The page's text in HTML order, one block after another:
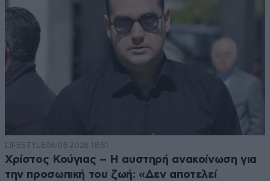
LIFESTYLE06·08·2026 18:51
Χρίστος Κούγιας – Η αυστηρή ανακοίνωση για
την προσωπική του ζωή: «Δεν αποτελεί